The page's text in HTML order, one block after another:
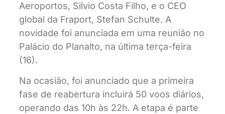
Aeroportos, Silvio Costa Filho, e o CEO
global da Fraport, Stefan Schulte. A
novidade foi anunciada em uma reunião no
Palácio do Planalto, na última terça-feira
(16).
Na ocasião, foi anunciado que a primeira
fase de reabertura incluirá 50 voos diários,
operando das 10h às 22h. A etapa é parte